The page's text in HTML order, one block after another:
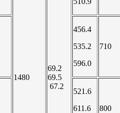
1480
69.2
69.5
67.2
456.4
535.2
596.0
710
521.6
611.6
800